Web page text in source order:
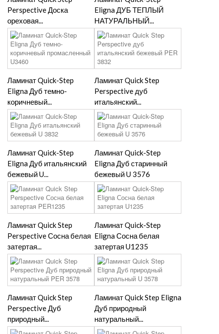
Perspective Доска
ореховая...
Eligna ДУБ ТЕПЛЫЙ
НАТУРАЛЬНЫЙ...
Ламинат Quick-Step
Eligna Дуб темно-
коричневый...
Ламинат Quick Step
Perspective дуб
итальянский...
Ламинат Quick-Step
Eligna Дуб итальянский
бежевый U...
Ламинат Quick-Step
Eligna Дуб старинный
бежевый U 3576
Ламинат Quick Step
Perspective Сосна белая
затертая...
Ламинат Quick-Step
Eligna Сосна белая
затертая U1235
Ламинат Quick Step
Perspective Дуб
природный...
Ламинат Quick Step Eligna
Дуб природный
натуральный...